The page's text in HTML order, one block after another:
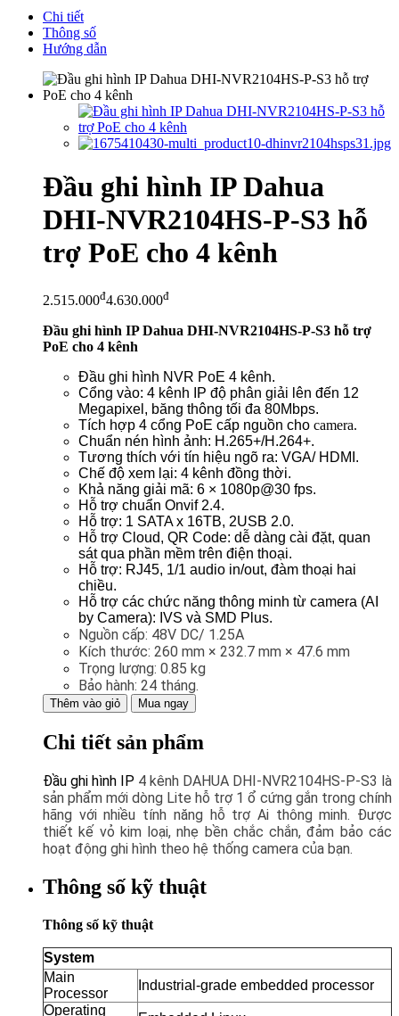
Chi tiết
Thông số
Hướng dẫn
Đầu ghi hình IP Dahua
DHI-NVR2104HS-P-S3 hỗ
trợ PoE cho 4 kênh
2.515.000đ4.630.000đ
Đầu ghi hình IP Dahua DHI-NVR2104HS-P-S3 hỗ trợ
PoE cho 4 kênh
Đầu ghi hình NVR PoE 4 kênh.
Cổng vào: 4 kênh IP độ phân giải lên đến 12
Megapixel, băng thông tối đa 80Mbps.
Tích hợp 4 cổng PoE cấp nguồn cho camera.
Chuẩn nén hình ảnh: H.265+/H.264+.
Tương thích với tín hiệu ngõ ra: VGA/ HDMI.
Chế độ xem lại: 4 kênh đồng thời.
Khả năng giải mã: 6 × 1080p@30 fps.
Hỗ trợ chuẩn Onvif 2.4.
Hỗ trợ: 1 SATA x 16TB, 2USB 2.0.
Hỗ trợ Cloud, QR Code: dễ dàng cài đặt, quan
sát qua phần mềm trên điện thoại.
Hỗ trợ: RJ45, 1/1 audio in/out, đàm thoại hai
chiều.
Hỗ trợ các chức năng thông minh từ camera (AI
by Camera): IVS và SMD Plus.
Nguồn cấp: 48V DC/ 1.25A
Kích thước: 260 mm × 232.7 mm × 47.6 mm
Trọng lượng: 0.85 kg
Bảo hành: 24 tháng.
Thêm vào giỏ Mua ngay
Chi tiết sản phẩm
Đầu ghi hình IP 4 kênh DAHUA DHI-NVR2104HS-P-S3 là
sản phẩm mới dòng Lite hỗ trợ 1 ổ cứng gắn trong chính
hãng với nhiều tính năng hỗ trợ Ai thông minh. Được
thiết kế vỏ kim loại, nhẹ bền chắc chắn, đảm bảo các
hoạt động ghi hình theo hệ thống camera của bạn.
Thông số kỹ thuật
Thông số kỹ thuật
System
Main
Processor
Industrial-grade embedded processor
Operating